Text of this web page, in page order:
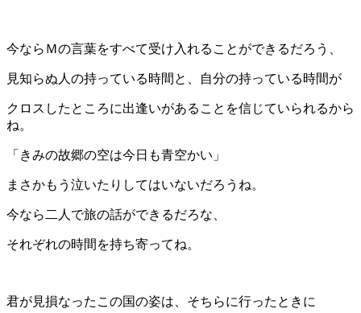
今ならＭの言葉をすべて受け入れることができるだろう、
見知らぬ人の持っている時間と、自分の持っている時間が
クロスしたところに出逢いがあることを信じていられるから
ね。
「きみの故郷の空は今日も青空かい」
まさかもう泣いたりしてはいないだろうね。
今なら二人で旅の話ができるだろな、
それぞれの時間を持ち寄ってね。
君が見損なったこの国の姿は、そちらに行ったときに